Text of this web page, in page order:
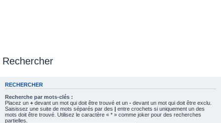
Rechercher
RECHERCHER
Recherche par mots-clés :
Placez un + devant un mot qui doit être trouvé et un - devant un mot qui doit être exclu.
Saisissez une suite de mots séparés par des | entre crochets si uniquement un des
mots doit être trouvé. Utilisez le caractère « * » comme joker pour des recherches
partielles.